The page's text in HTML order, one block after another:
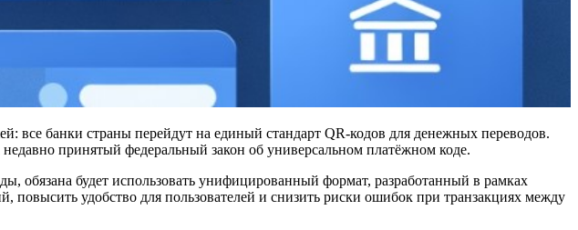
все банки страны перейдут на единый стандарт QR-кодов для денежных переводов.
принятый федеральный закон об универсальном платёжном коде.
обязана будет использовать унифицированный формат, разработанный в рамках
удобство для пользователей и снизить риски ошибок при транзакциях между